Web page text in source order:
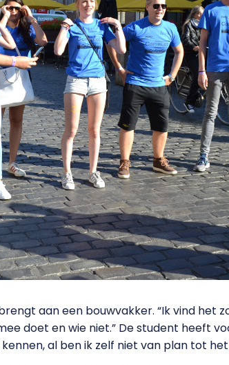
aan een bouwvakker. “Ik vind het
doet en wie niet.” De student heeft
al ben ik zelf niet van plan tot